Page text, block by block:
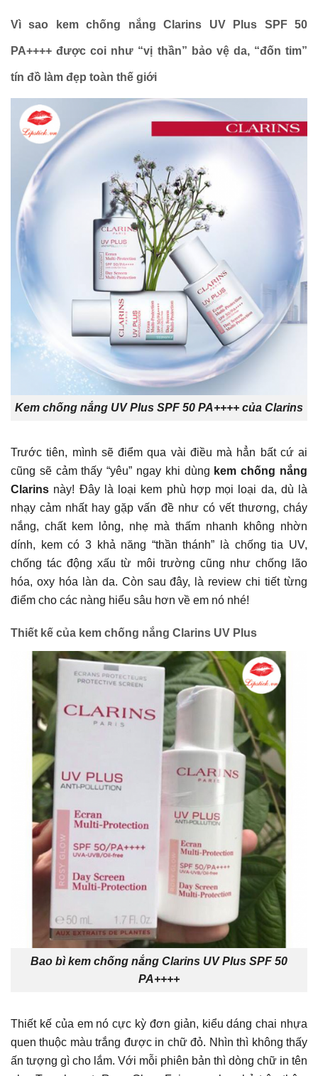
Vì sao kem chống nắng Clarins UV Plus SPF 50
PA++++ được coi như “vị thần” bảo vệ da, “đốn tim”
tín đồ làm đẹp toàn thế giới
Kem chống nắng UV Plus SPF 50 PA++++ của Clarins
Trước tiên, mình sẽ điểm qua vài điều mà hẳn bất cứ ai
cũng sẽ cảm thấy “yêu” ngay khi dùng kem chống nắng
Clarins này! Đây là loại kem phù hợp mọi loại da, dù là
nhạy cảm nhất hay gặp vấn đề như có vết thương, cháy
nắng, chất kem lỏng, nhẹ mà thấm nhanh không nhờn
dính, kem có 3 khả năng “thần thánh” là chống tia UV,
chống tác động xấu từ môi trường cũng như chống lão
hóa, oxy hóa làn da. Còn sau đây, là review chi tiết từng
điểm cho các nàng hiểu sâu hơn về em nó nhé!
Thiết kế của kem chống nắng Clarins UV Plus
Bao bì kem chống nắng Clarins UV Plus SPF 50
PA++++
Thiết kế của em nó cực kỳ đơn giản, kiểu dáng chai nhựa
quen thuộc màu trắng được in chữ đỏ. Nhìn thì không thấy
ấn tượng gì cho lắm. Với mỗi phiên bản thì dòng chữ in tên